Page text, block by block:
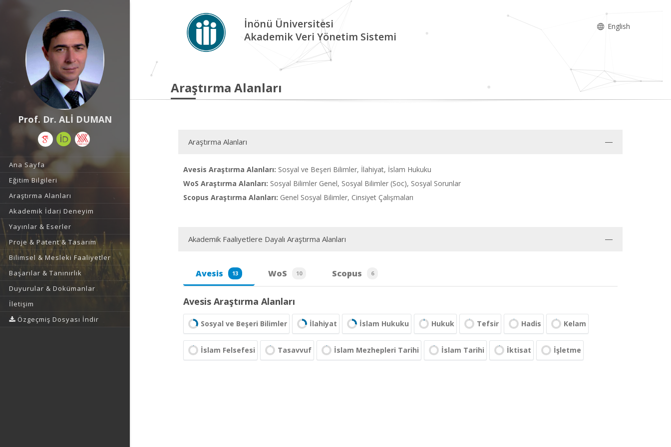
Prof. Dr. ALİ DUMAN
Ana Sayfa
Eğitim Bilgileri
Araştırma Alanları
Akademik İdari Deneyim
Yayınlar & Eserler
Proje & Patent & Tasarım
Bilimsel & Mesleki Faaliyetler
Başarılar & Tanınırlık
Duyurular & Dokümanlar
İletişim
Özgeçmiş Dosyası İndir
İnönü Üniversitesi
Akademik Veri Yönetim Sistemi
English
Araştırma Alanları
Araştırma Alanları
Avesis Araştırma Alanları: Sosyal ve Beşeri Bilimler, İlahiyat, İslam Hukuku
WoS Araştırma Alanları: Sosyal Bilimler Genel, Sosyal Bilimler (Soc), Sosyal Sorunlar
Scopus Araştırma Alanları: Genel Sosyal Bilimler, Cinsiyet Çalışmaları
Akademik Faaliyetlere Dayalı Araştırma Alanları
Avesis 13 WoS 10 Scopus 6
Avesis Araştırma Alanları
Sosyal ve Beşeri Bilimler İlahiyat İslam Hukuku Hukuk Tefsir Hadis Kelam
İslam Felsefesi Tasavvuf İslam Mezhepleri Tarihi İslam Tarihi İktisat İşletme